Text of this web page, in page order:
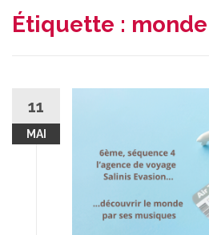
Étiquette : monde
11
MAI